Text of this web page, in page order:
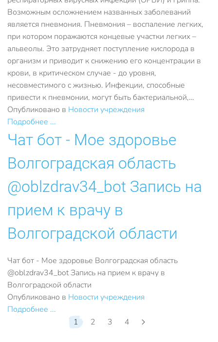
Возможным осложнением названных заболеваний
является пневмония. Пневмония – воспаление легких,
при котором поражаются концевые участки легких –
альвеолы. Это затрудняет поступление кислорода в
организм и приводит к снижению его концентрации в
крови, в критическом случае - до уровня,
несовместимого с жизнью. Инфекции, способные
привести к пневмонии, могут быть бактериальной,…
Опубликовано в Новости учреждения
Подробнее ...
Чат бот - Мое здоровье
Волгоградская область
@oblzdrav34_bot Запись на
прием к врачу в
Волгоградской области
Чат бот - Мое здоровье Волгоградская область
@oblzdrav34_bot Запись на прием к врачу в
Волгоградской области
Опубликовано в Новости учреждения
Подробнее ...
1
2 3 4